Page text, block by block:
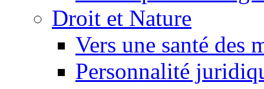
Droit et Nature
Vers une santé des
Personnalité